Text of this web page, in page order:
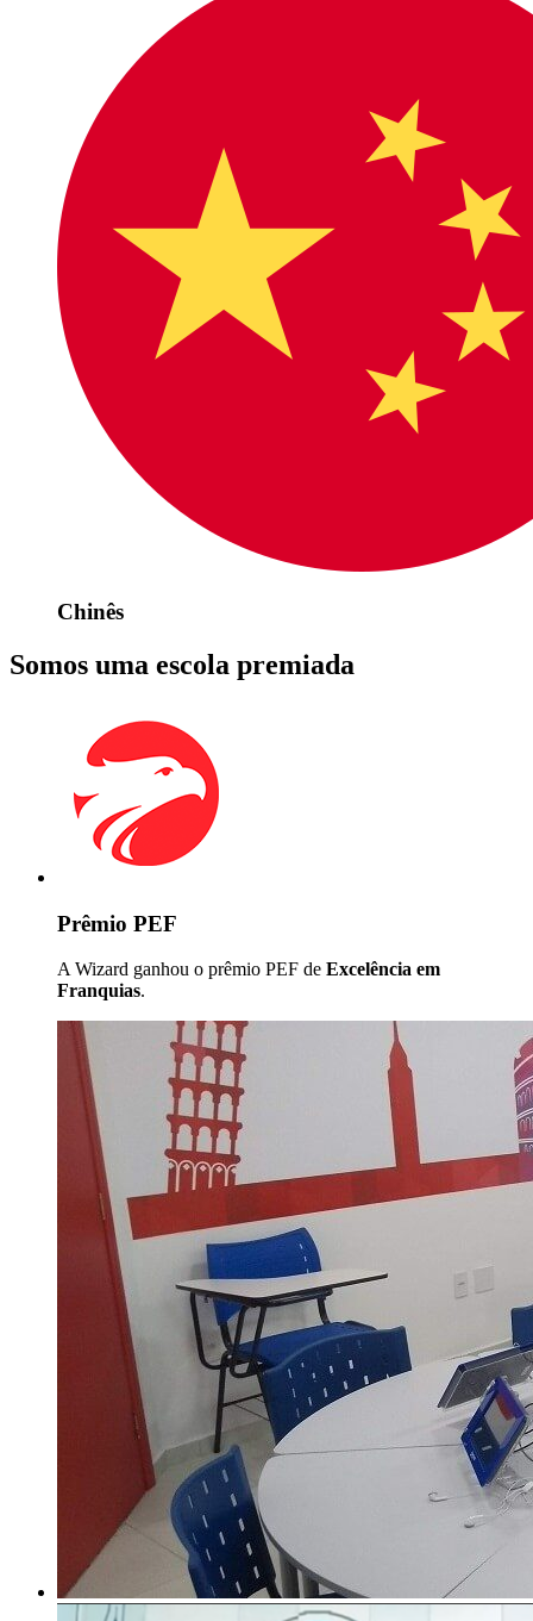
Chinês
Somos uma escola premiada
Prêmio PEF
A Wizard ganhou o prêmio PEF de Excelência em
Franquias.